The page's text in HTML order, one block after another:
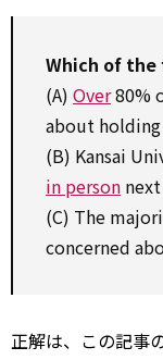
Which of the
(A) Over80%
about holding
(B) Kansai
in person
(C) The
concerned
正解は、この記事